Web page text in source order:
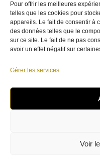
Pour offrir les meilleures
telles que les cookies pour
appareils. Le fait de consentir à
des données telles que le
sur ce site. Le fait de ne pas
avoir un effet négatif sur
Gérer les services
Voir
Venez à